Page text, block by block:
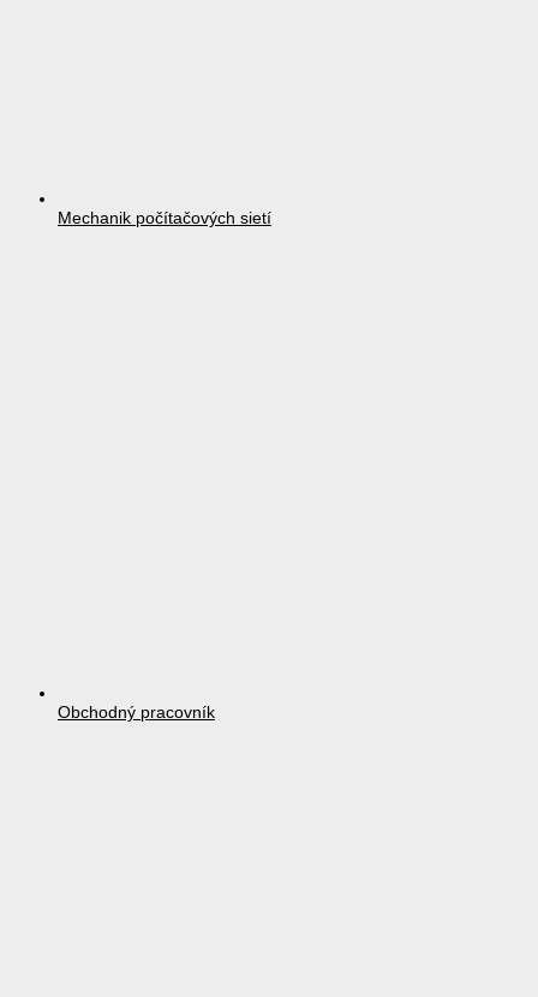
Mechanik počítačových sietí
Obchodný pracovník